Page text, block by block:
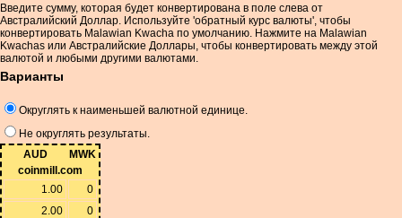
Введите сумму, которая будет конвертирована в поле слева от
Австралийский Доллар. Используйте 'обратный курс валюты', чтобы
конвертировать Malawian Kwacha по умолчанию. Нажмите на Malawian
Kwachas или Австралийские Доллары, чтобы конвертировать между этой
валютой и любыми другими валютами.
Варианты
Округлять к наименьшей валютной единице.
Не округлять результаты.
AUD
MWK
coinmill.com
1.00
0
2.00
0